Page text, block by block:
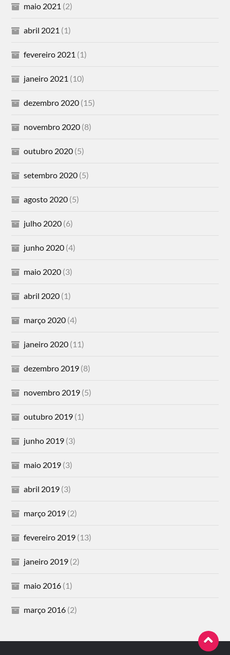
maio 2021 (2)
abril 2021 (1)
fevereiro 2021 (1)
janeiro 2021 (10)
dezembro 2020 (15)
novembro 2020 (8)
outubro 2020 (5)
setembro 2020 (5)
agosto 2020 (5)
julho 2020 (6)
junho 2020 (4)
maio 2020 (3)
abril 2020 (1)
março 2020 (4)
janeiro 2020 (11)
dezembro 2019 (8)
novembro 2019 (5)
outubro 2019 (1)
junho 2019 (3)
maio 2019 (3)
abril 2019 (3)
março 2019 (2)
fevereiro 2019 (13)
janeiro 2019 (2)
maio 2016 (1)
março 2016 (2)